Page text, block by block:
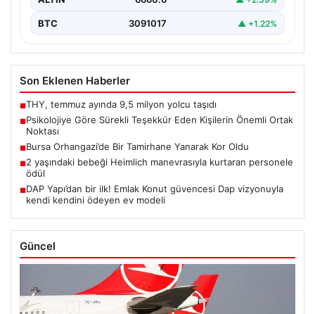
BTC 3091017 ▲ +1.22%
Son Eklenen Haberler
■THY, temmuz ayında 9,5 milyon yolcu taşıdı
■Psikolojiye Göre Sürekli Teşekkür Eden Kişilerin Önemli Ortak
Noktası
■Bursa Orhangazi’de Bir Tamirhane Yanarak Kor Oldu
■2 yaşındaki bebeği Heimlich manevrasıyla kurtaran personele
ödül
■DAP Yapı’dan bir ilk! Emlak Konut güvencesi Dap vizyonuyla
kendi kendini ödeyen ev modeli
Güncel